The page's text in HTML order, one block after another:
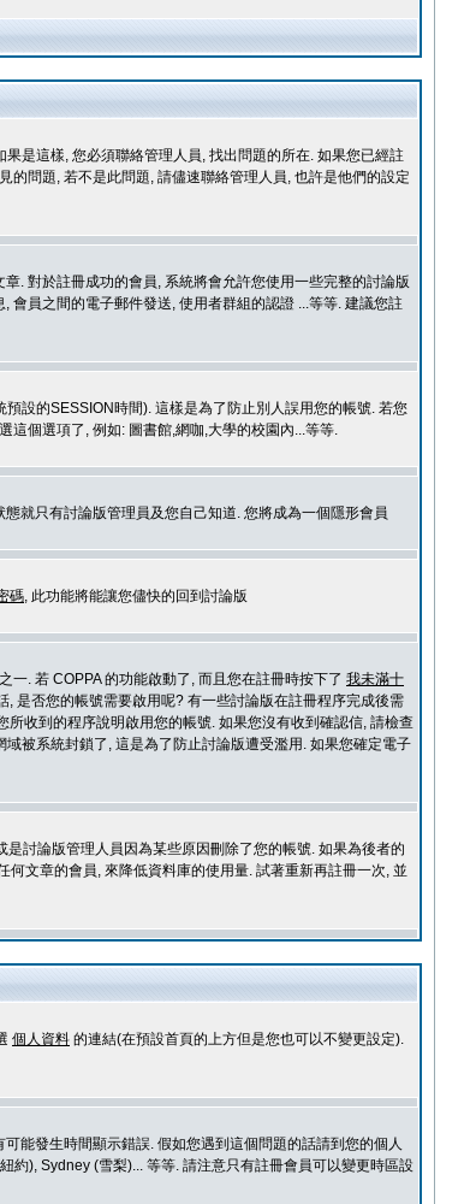
是這樣, 您必須聯絡管理人員, 找出問題的所在. 如果您已經註
的問題, 若不是此問題, 請儘速聯絡管理人員, 也許是他們的設定
. 對於註冊成功的會員, 系統將會允許您使用一些完整的討論版
會員之間的電子郵件發送, 使用者群組的認證 ...等等. 建議您註
設的SESSION時間). 這樣是為了防止別人誤用您的帳號. 若您
這個選項了, 例如: 圖書館,網咖,大學的校園內...等等.
就只有討論版管理員及您自己知道. 您將成為一個隱形會員
碼, 此功能將能讓您儘快的回到討論版
. 若 COPPA 的功能啟動了, 而且您在註冊時按下了 我未滿十
是否您的帳號需要啟用呢? 有一些討論版在註冊程序完成後需
收到的程序說明啟用您的帳號. 如果您沒有收到確認信, 請檢查
被系統封鎖了, 這是為了防止討論版遭受濫用. 如果您確定電子
討論版管理人員因為某些原因刪除了您的帳號. 如果為後者的
文章的會員, 來降低資料庫的使用量. 試著重新再註冊一次, 並
個人資料 的連結(在預設首頁的上方但是您也可以不變更設定).
能發生時間顯示錯誤. 假如您遇到這個問題的話請到您的個人
約), Sydney (雪梨)... 等等. 請注意只有註冊會員可以變更時區設